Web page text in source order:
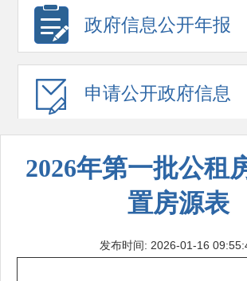
政府信息公开年报
申请公开政府信息
2026年第一批公租
置房源表
发布时间: 2026-01-16